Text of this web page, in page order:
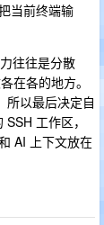
当前终端输
往往是分散
在各的地方。
所以最后决定自
工作区，
AI 上下文放在